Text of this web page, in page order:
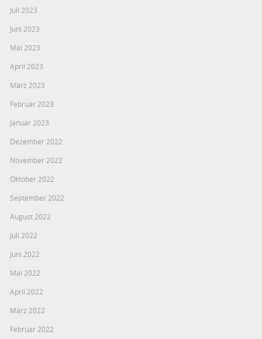
Juli 2023
Juni 2023
Mai 2023
April 2023
März 2023
Februar 2023
Januar 2023
Dezember 2022
November 2022
Oktober 2022
September 2022
August 2022
Juli 2022
Juni 2022
Mai 2022
April 2022
März 2022
Februar 2022